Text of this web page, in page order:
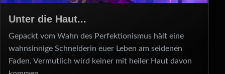
Unter die Haut...
Gepackt vom Wahn des Perfektionismus hält eine
wahnsinnige Schneiderin euer Leben am seidenen
Faden. Vermutlich wird keiner mit heiler Haut davon